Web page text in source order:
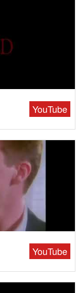
YouTube
YouTube